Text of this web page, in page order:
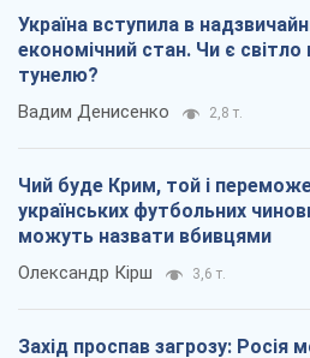
Україна вступила в
економічний стан. Чи є світло
тунелю?
Вадим Денисенко 2,8 т.
Чий буде Крим, той і
українських футбольних
можуть назвати вбивцями
Олександр Кірш 3,6 т.
Захід проспав загрозу: Росія